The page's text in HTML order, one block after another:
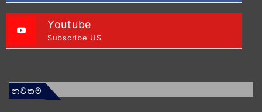
Youtube
Subscribe US
නවතම